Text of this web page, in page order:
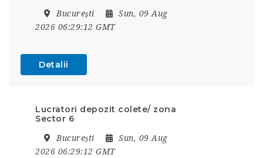
București
Sun, 09 Aug
2026 06:29:12 GMT
Detalii
Lucratori depozit colete/ zona
Sector 6
București
Sun, 09 Aug
2026 06:29:12 GMT